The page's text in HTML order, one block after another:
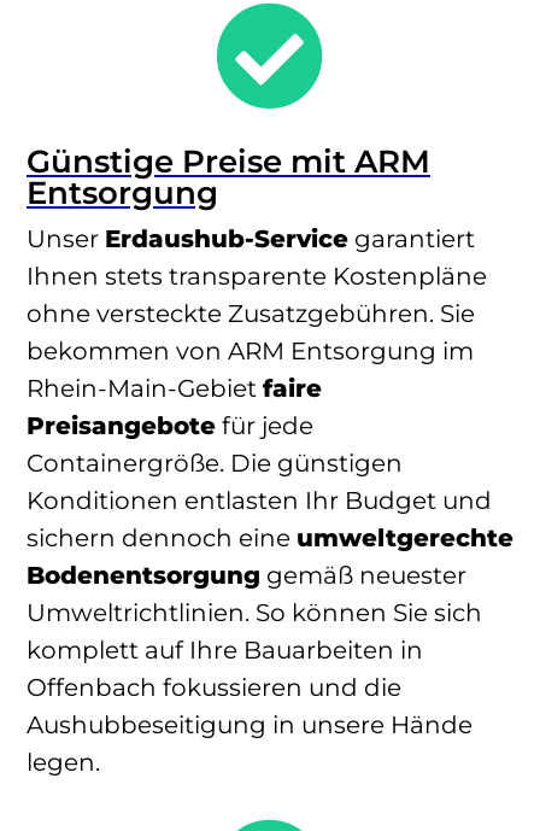

Günstige Preise mit ARM
Entsorgung
Unser Erdaushub-Service garantiert
Ihnen stets transparente Kostenpläne
ohne versteckte Zusatzgebühren. Sie
bekommen von ARM Entsorgung im
Rhein-Main-Gebiet faire
Preisangebote für jede
Containergröße. Die günstigen
Konditionen entlasten Ihr Budget und
sichern dennoch eine umweltgerechte
Bodenentsorgung gemäß neuester
Umweltrichtlinien. So können Sie sich
komplett auf Ihre Bauarbeiten in
Offenbach fokussieren und die
Aushubbeseitigung in unsere Hände
legen.